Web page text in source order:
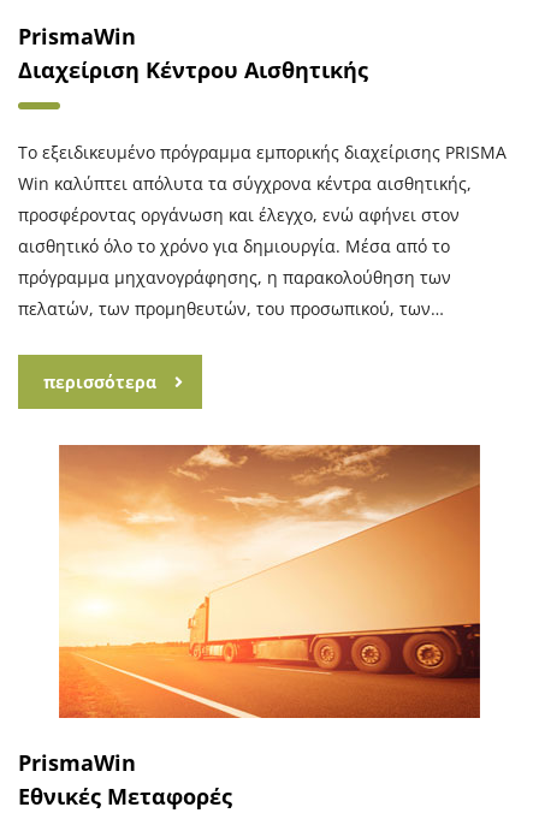
PrismaWin
Διαχείριση Κέντρου Αισθητικής
Το εξειδικευμένο πρόγραμμα εμπορικής διαχείρισης PRISMA
Win καλύπτει απόλυτα τα σύγχρονα κέντρα αισθητικής,
προσφέροντας οργάνωση και έλεγχο, ενώ αφήνει στον
αισθητικό όλο το χρόνο για δημιουργία. Μέσα από το
πρόγραμμα μηχανογράφησης, η παρακολούθηση των
πελατών, των προμηθευτών, του προσωπικού, των…
περισσότερα
PrismaWin
Εθνικές Μεταφορές